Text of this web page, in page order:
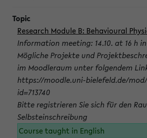
Research Module B: Behavioural
Information meeting: 14.10. at 16 h in
Mögliche Projekte und
im Moodleraum unter folgendem
https://moodle.uni-bielefeld.de/
id=713740
Bitte registrieren Sie sich für den
Selbsteinschreibung
Course taught in English